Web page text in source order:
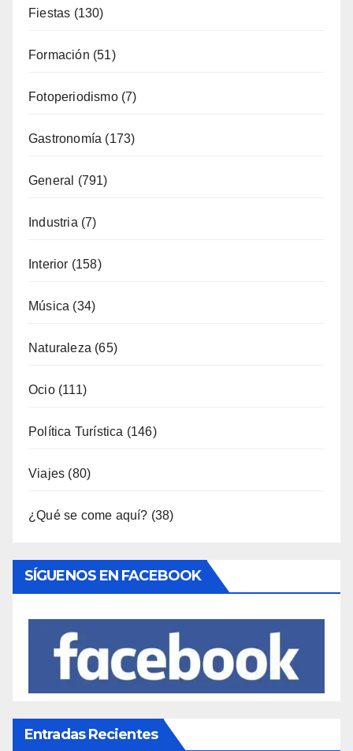
Fiestas (130)
Formación (51)
Fotoperiodismo(7)
Gastronomía (173)
General (791)
Industria(7)
Interior (158)
Música (34)
Naturaleza (65)
Ocio(111)
Política Turística (146)
Viajes (80)
¿Qué se come aquí? (38)
SÍGUENOS EN FACEBOOK
Entradas Recientes